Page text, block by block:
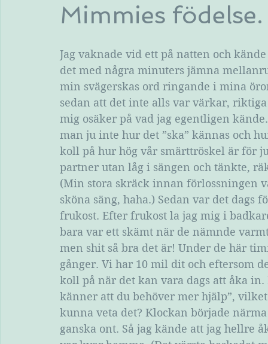
Mimmies födelse.
Jag vaknade vid ett på natten och
det med några minuters jämna
min svägerskas ord ringande i mina
sedan att det inte alls var värkar,
mig osäker på vad jag egentligen
man ju inte hur det ”ska” kännas och
koll på hur hög vår smärttröskel är för
partner utan låg i sängen och tänkte,
(Min stora skräck innan förlossningen
sköna säng, haha.) Sedan var det
frukost. Efter frukost la jag mig i
bara var ett skämt när de nämnde
men shit så bra det är! Under de här
gånger. Vi har 10 mil dit och eftersom
koll på när det kan vara dags att åka
känner att du behöver mer hjälp”,
kunna veta det? Klockan började
ganska ont. Så jag kände att jag hellre